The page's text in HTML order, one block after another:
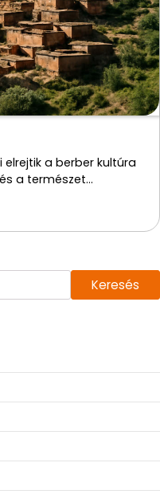
a berber kultúra
a természet…
Keresés